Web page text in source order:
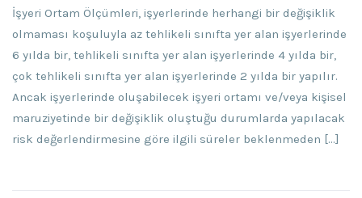
İşyeri Ortam Ölçümleri, işyerlerinde herhangi bir değişiklik
olmaması koşuluyla az tehlikeli sınıfta yer alan işyerlerinde
6 yılda bir, tehlikeli sınıfta yer alan işyerlerinde 4 yılda bir,
çok tehlikeli sınıfta yer alan işyerlerinde 2 yılda bir yapılır.
Ancak işyerlerinde oluşabilecek işyeri ortamı ve/veya kişisel
maruziyetinde bir değişiklik oluştuğu durumlarda yapılacak
risk değerlendirmesine göre ilgili süreler beklenmeden […]